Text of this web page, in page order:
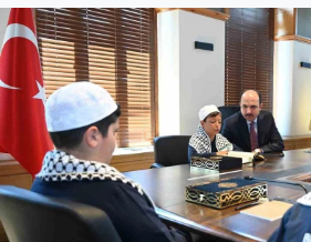
EĞİTİM
EKONOMİ
English News
Finans